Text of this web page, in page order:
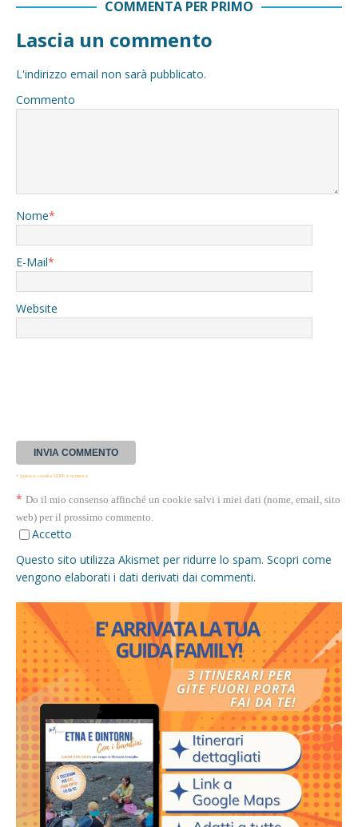
COMMENTA PER PRIMO
Lascia un commento
L'indirizzo email non sarà pubblicato.
Commento
Nome*
E-Mail*
Website
* Questa casella GDPR è richiesta
* Do il mio consenso affinché un cookie salvi i miei dati (nome, email, sito
web) per il prossimo commento.
Accetto
Questo sito utilizza Akismet per ridurre lo spam. Scopri come
vengono elaborati i dati derivati dai commenti.